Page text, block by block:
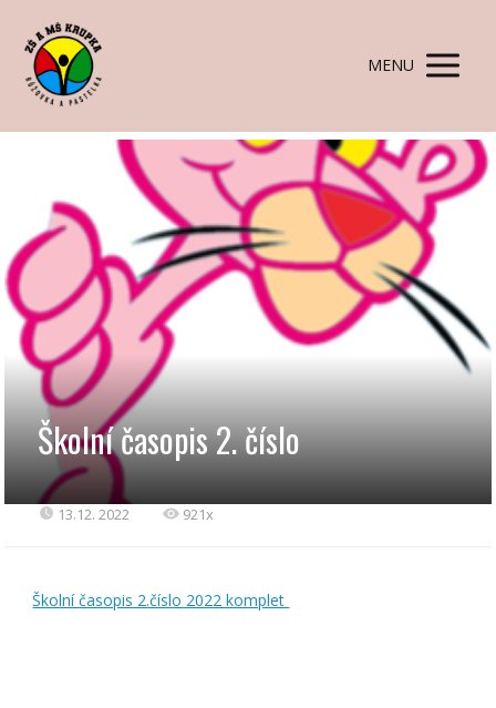
MENU
Školní časopis 2. číslo
13.12. 2022 921x
Školní časopis 2.číslo 2022 komplet